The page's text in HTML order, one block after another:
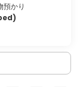
預かり